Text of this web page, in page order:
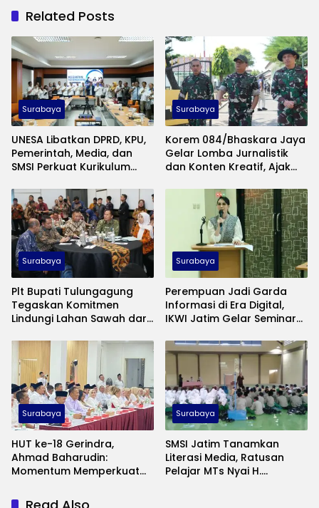
Related Posts
Surabaya
UNESA Libatkan DPRD, KPU,
Pemerintah, Media, dan
SMSI Perkuat Kurikulum
Surabaya
Korem 084/Bhaskara Jaya
Gelar Lomba Jurnalistik
dan Konten Kreatif, Ajak
TNI di Madura
Surabaya
Plt Bupati Tulungagung
Tegaskan Komitmen
Lindungi Lahan Sawah dari
Surabaya
Perempuan Jadi Garda
Informasi di Era Digital,
IKWI Jatim Gelar Seminar
Surabaya
HUT ke-18 Gerindra,
Ahmad Baharudin:
Momentum Memperkuat
Masyarakat
Surabaya
SMSI Jatim Tanamkan
Literasi Media, Ratusan
Pelajar MTs Nyai H.